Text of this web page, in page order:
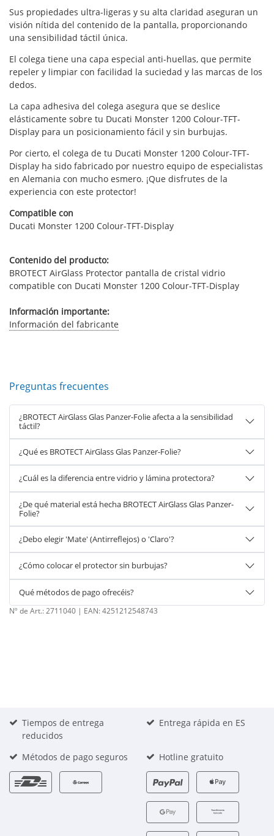
Sus propiedades ultra-ligeras y su alta claridad aseguran un
visión nítida del contenido de la pantalla, proporcionando
una sensibilidad táctil única.
El colega tiene una capa especial anti-huellas, que permite
repeler y limpiar con facilidad la suciedad y las marcas de los
dedos.
La capa adhesiva del colega asegura que se deslice
elásticamente sobre tu Ducati Monster 1200 Colour-TFT-
Display para un posicionamiento fácil y sin burbujas.
Por cierto, el colega de tu Ducati Monster 1200 Colour-TFT-
Display ha sido fabricado por nuestro equipo de especialistas
en Alemania con mucho esmero. ¡Que disfrutes de la
experiencia con este protector!
Compatible con
Ducati Monster 1200 Colour-TFT-Display
Contenido del producto:
BROTECT AirGlass Protector pantalla de cristal vidrio
compatible con Ducati Monster 1200 Colour-TFT-Display
Información importante:
Información del fabricante
Preguntas frecuentes
¿BROTECT AirGlass Glas Panzer-Folie afecta a la sensibilidad
táctil?
¿Qué es BROTECT AirGlass Glas Panzer-Folie?
¿Cuál es la diferencia entre vidrio y lámina protectora?
¿De qué material está hecha BROTECT AirGlass Glas Panzer-
Folie?
¿Debo elegir 'Mate' (Antirreflejos) o 'Claro'?
¿Cómo colocar el protector sin burbujas?
Qué métodos de pago ofrecéis?
Nº de Art.:2711040 | EAN:4251212548743
Tiempos de entrega
reducidos
Entrega rápida en ES
Métodos de pago seguros Hotline gratuito